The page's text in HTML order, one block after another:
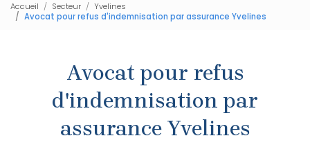
Accueil Secteur
Yvelines
Avocat pour refus d'indemnisation par assurance Yvelines
Avocat pour refus
d'indemnisation par
assurance Yvelines